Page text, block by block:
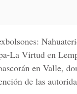
La Virtud en
en Valle,
de las